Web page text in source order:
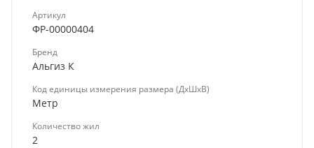
Артикул
ФР-00000404
Бренд
Альгиз К
Код единицы измерения размера (ДхШхВ)
Метр
Количество жил
2